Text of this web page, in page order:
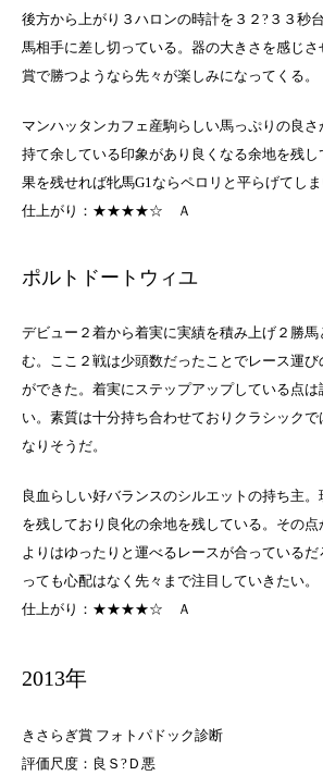
後方から上がり３ハロンの時計を３２?３３秒
馬相手に差し切っている。器の大きさを感じ
賞で勝つようなら先々が楽しみになってくる。
マンハッタンカフェ産駒らしい馬っぷりの良
持て余している印象があり良くなる余地を残
果を残せれば牝馬G1ならペロリと平らげてしま
仕上がり：★★★★☆
Ａ
ポルトドートウィユ
デビュー２着から着実に実績を積み上げ２勝
む。ここ２戦は少頭数だったことでレース運び
ができた。着実にステップアップしている点
い。素質は十分持ち合わせておりクラシックで
なりそうだ。
良血らしい好バランスのシルエットの持ち主
を残しており良化の余地を残している。その
よりはゆったりと運べるレースが合っている
っても心配はなく先々まで注目していきたい。
仕上がり：★★★★☆
Ａ
2013年
きさらぎ賞 フォトパドック診断
評価尺度：良Ｓ?Ｄ悪